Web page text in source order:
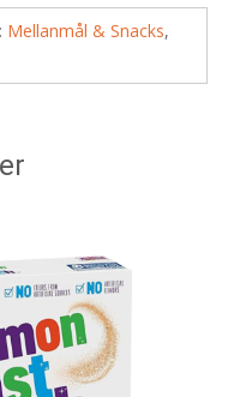
Mellanmål & Snacks,